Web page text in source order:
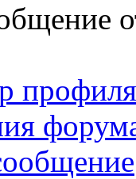
профиля